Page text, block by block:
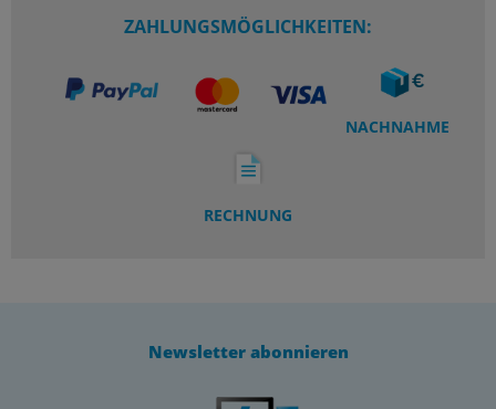
ZAHLUNGSMÖGLICHKEITEN:
NACHNAHME
RECHNUNG
Newsletter abonnieren